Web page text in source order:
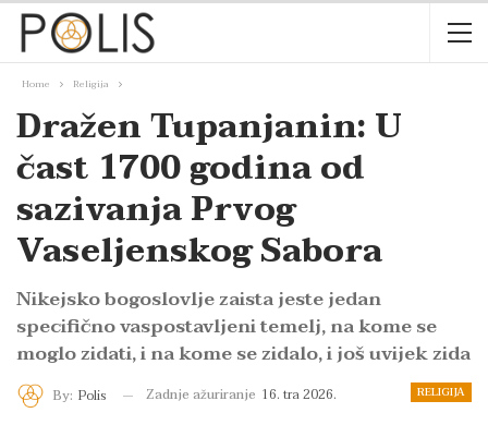
Home Religija
Dražen Tupanjanin: U
čast 1700 godina od
sazivanja Prvog
Vaseljenskog Sabora
Nikejsko bogoslovlje zaista jeste jedan
specifično vaspostavljeni temelj, na kome se
moglo zidati, i na kome se zidalo, i još uvijek zida
RELIGIJA
By: Polis Zadnje ažuriranje 16. tra 2026.